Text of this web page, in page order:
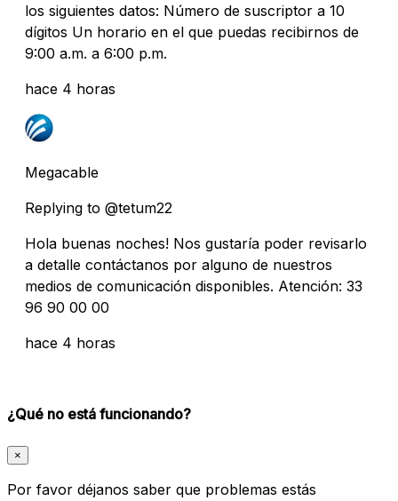
los siguientes datos: Número de suscriptor a 10
dígitos Un horario en el que puedas recibirnos de
9:00 a.m. a 6:00 p.m.
hace 4 horas
Megacable
Replying to @tetum22
Hola buenas noches! Nos gustaría poder revisarlo
a detalle contáctanos por alguno de nuestros
medios de comunicación disponibles. Atención: 33
96 90 00 00
hace 4 horas
¿Qué no está funcionando?
×
Por favor déjanos saber que problemas estás